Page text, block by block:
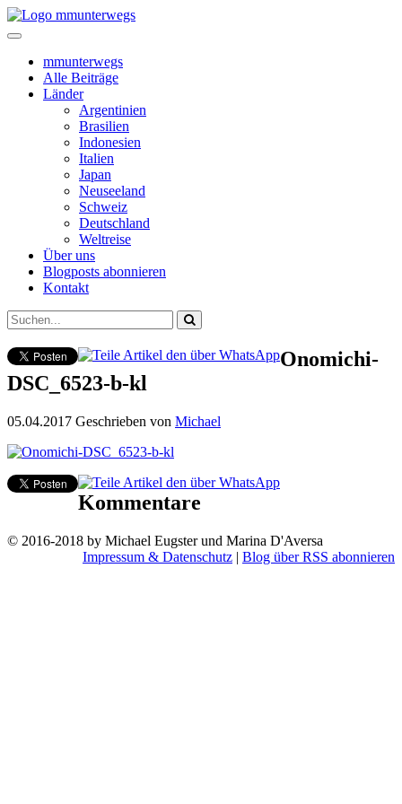
mmunterwegs
Alle Beiträge
Länder
Argentinien
Brasilien
Indonesien
Italien
Japan
Neuseeland
Schweiz
Deutschland
Weltreise
Über uns
Blogposts abonnieren
Kontakt
Onomichi-
DSC_6523-b-kl
05.04.2017 Geschrieben von Michael
Kommentare
© 2016-2018 by Michael Eugster und Marina D'Aversa
Impressum & Datenschutz | Blog über RSS abonnieren